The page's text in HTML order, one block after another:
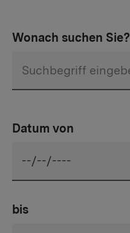
Wonach suchen Sie?
Datum von
bis